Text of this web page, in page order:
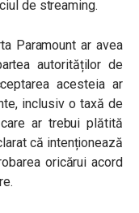
de streaming.
Paramount ar avea
autorităților de
acesteia ar
inclusiv o taxă de
ar trebui plătită
că intenționează
oricărui acord